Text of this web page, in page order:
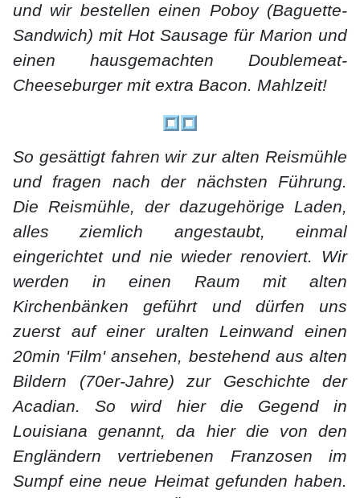
und wir bestellen einen Poboy (Baguette-
Sandwich) mit Hot Sausage für Marion und
einen hausgemachten Doublemeat-
Cheeseburger mit extra Bacon. Mahlzeit!
So gesättigt fahren wir zur alten Reismühle
und fragen nach der nächsten Führung.
Die Reismühle, der dazugehörige Laden,
alles ziemlich angestaubt, einmal
eingerichtet und nie wieder renoviert. Wir
werden in einen Raum mit alten
Kirchenbänken geführt und dürfen uns
zuerst auf einer uralten Leinwand einen
20min 'Film' ansehen, bestehend aus alten
Bildern (70er-Jahre) zur Geschichte der
Acadian. So wird hier die Gegend in
Louisiana genannt, da hier die von den
Engländern vertriebenen Franzosen im
Sumpf eine neue Heimat gefunden haben.